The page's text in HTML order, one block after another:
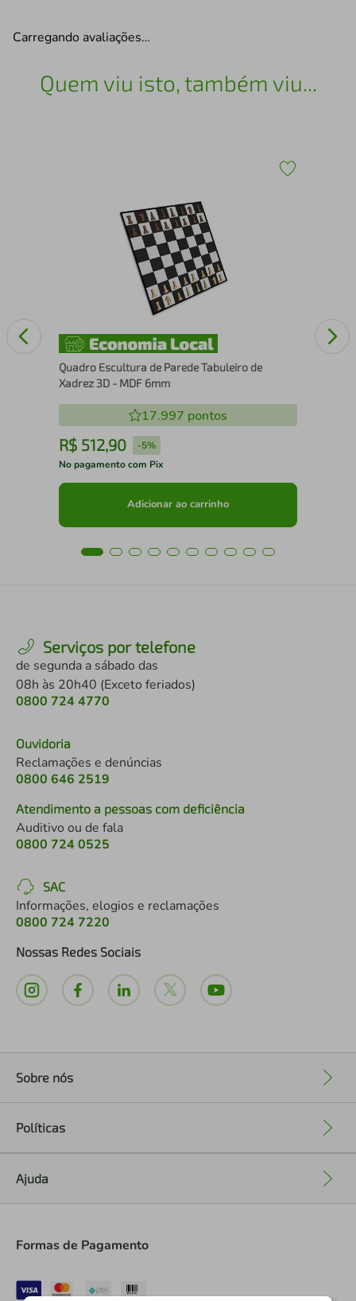
Carregando avaliações…
Quem viu isto, também viu...
Quadro Escultura de Parede Tabuleiro de
Xadrez 3D - MDF 6mm
17.997 pontos
R$ 512,90 -5%
No pagamento com Pix
Adicionar ao carrinho
Serviços por telefone
de segunda a sábado das
08h às 20h40 (Exceto feriados)
0800 724 4770
Ouvidoria
Reclamações e denúncias
0800 646 2519
Atendimento a pessoas com deficiência
Auditivo ou de fala
0800 724 0525
SAC
Informações, elogios e reclamações
0800 724 7220
Nossas Redes Sociais
Sobre nós
Políticas
Ajuda
Formas de Pagamento